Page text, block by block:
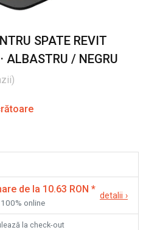
SPATE REVIT
ALBASTRU / NEGRU
)
de la 10.63 RON *
online
detalii ›
la check-out